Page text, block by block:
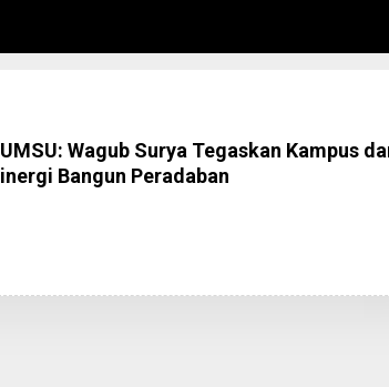
Wagub Surya Tegaskan Kampus
Bangun Peradaban